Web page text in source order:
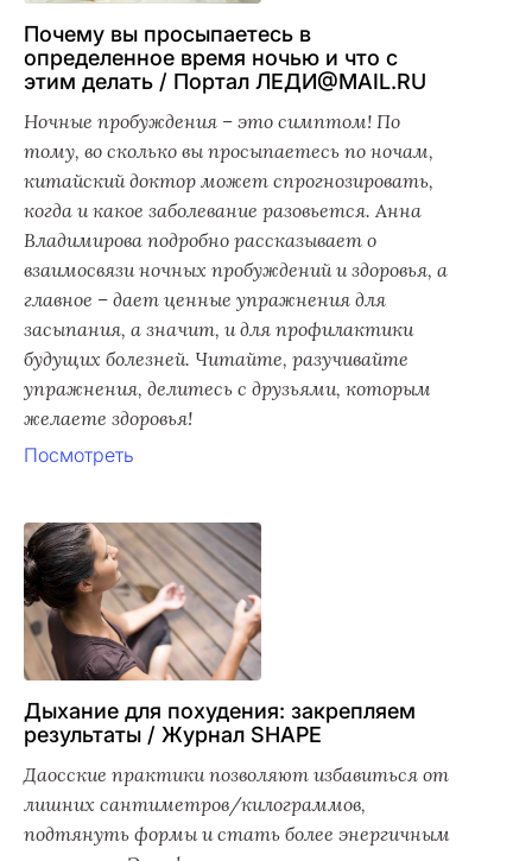
Почему вы просыпаетесь в
определенное время ночью и что с
этим делать / Портал ЛЕДИ@MAIL.RU
Ночные пробуждения – это симптом! По
тому, во сколько вы просыпаетесь по ночам,
китайский доктор может спрогнозировать,
когда и какое заболевание разовьется. Анна
Владимирова подробно рассказывает о
взаимосвязи ночных пробуждений и здоровья, а
главное – дает ценные упражнения для
засыпания, а значит, и для профилактики
будущих болезней. Читайте, разучивайте
упражнения, делитесь с друзьями, которым
желаете здоровья!
Посмотреть
Дыхание для похудения: закрепляем
результаты / Журнал SHAPE
Даосские практики позволяют избавиться от
лишних сантиметров/килограммов,
подтянуть формы и стать более энергичным